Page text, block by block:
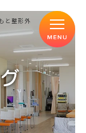
と整形外